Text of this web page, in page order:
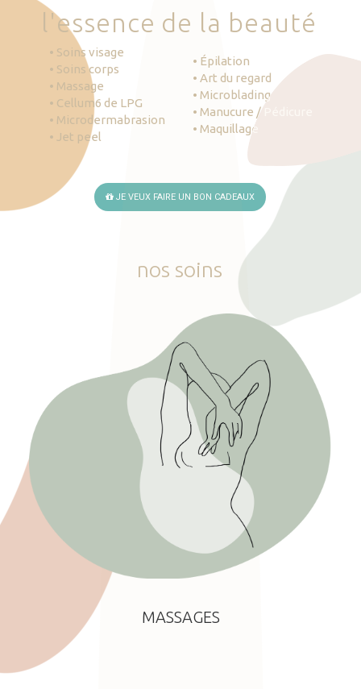
'essence de la beauté
• Soins visage
• Soins corps
• Massage
• Cellum6 de LPG
• Microdermabrasion
• Jet peel
• Épilation
• Art du regard
• Microblading
• Manucure / Pédicure
• Maquillage
JE VEUX FAIRE UN BON CADEAUX
nos soins
MASSAGES